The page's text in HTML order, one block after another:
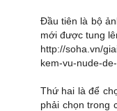
Đầu tiên là bộ
mới được tung
http://soha.vn/
kem-vu-nude-
Thứ hai là để
phải chọn trong